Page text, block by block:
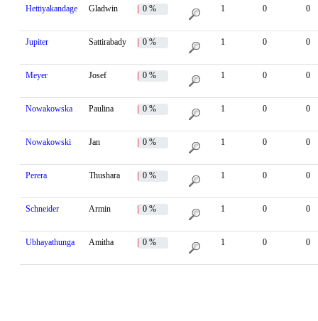
Hettiyakandage Gladwin 0 % 1 0 0
Jupiter Sattirabady 0 % 1 0 0
Meyer Josef 0 % 1 0 0
Nowakowska Paulina 0 % 1 0 0
Nowakowski Jan 0 % 1 0 0
Perera Thushara 0 % 1 0 0
Schneider Armin 0 % 1 0 0
Ubhayathunga Amitha 0 % 1 0 0